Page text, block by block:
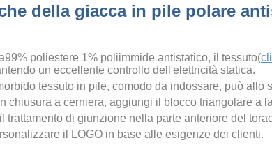
della giacca in pile polare
99% poliestere 1% poliimmide antistatico, il tessuto(
un eccellente controllo dell'elettricità statica.
tessuto in pile, comodo da indossare, può allo
chiusura a cerniera, aggiungi il blocco triangolare a
trattamento di giunzione nella parte anteriore del
il LOGO in base alle esigenze dei clienti.